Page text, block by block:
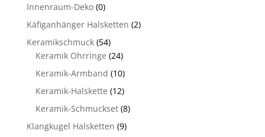
Innenraum-Deko (0)
Käfiganhänger Halsketten (2)
Keramikschmuck (54)
Keramik Ohrringe (24)
Keramik-Armband (10)
Keramik-Halskette (12)
Keramik-Schmuckset (8)
Klangkugel Halsketten (9)